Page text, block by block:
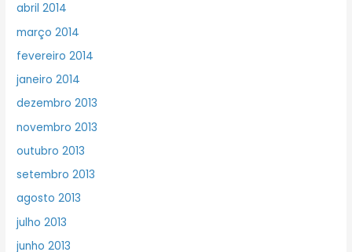
abril 2014
março 2014
fevereiro 2014
janeiro 2014
dezembro 2013
novembro 2013
outubro 2013
setembro 2013
agosto 2013
julho 2013
junho 2013